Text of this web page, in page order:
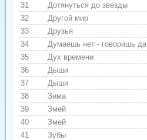
31
Дотянуться до звезды
32
Другой мир
33
Друзья
34
Думаешь нет - говоришь да
35
Дух времени
36
Дыши
37
Дыши
38
Зима
39
Змей
40
Змей
41
Зубы